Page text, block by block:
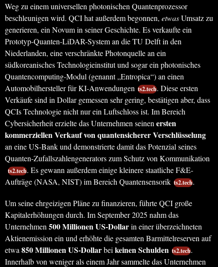
Weg zu einem universellen photonischen Quantenprozessor
beschleunigen wird. QCI hat außerdem begonnen, etwasUmsatz zu
generieren, ein Novum in seiner Geschichte. Es verkaufte ein
Prototyp-Quanten-LiDAR-System an die TU Delft in den
Niederlanden, eine verschränkte Photonquelle an ein
südkoreanisches Technologieinstitut und sogar ein photonisches
Quantencomputing-Modul (genannt „Entropica“) an einen
Automobilhersteller für KI-Anwendungen ts2.tech. Diese ersten
Verkäufe sind in Dollar gemessen sehr gering, bestätigen aber, dass
QCIs Technologie nicht nur ein Luftschloss ist. Im Bereich
Cybersicherheit erzielte das Unternehmen seinen ersten
kommerziellen Verkauf von quantensicherer Verschlüsselung
an eine US-Bank und demonstrierte damit das Potenzial seines
Quanten-Zufallszahlengenerators zum Schutz von Kommunikation
ts2.tech. Es gewann außerdem einige kleinere staatliche F&E-
Aufträge (NASA, NIST) im Bereich Quantensensorik ts2.tech.
Um seine ehrgeizigen Pläne zu finanzieren, führte QCI große
Kapitalerhöhungen durch. Im September 2025 nahm das
Unternehmen 500 Millionen US-Dollarin einer überzeichneten
Aktienemission ein und erhöhte die gesamten Barmittelreserven auf
etwa 850 Millionen US-Dollarbei keinen Schulden ts2.tech.
Innerhalb von weniger als einem Jahr sammelte das Unternehmen